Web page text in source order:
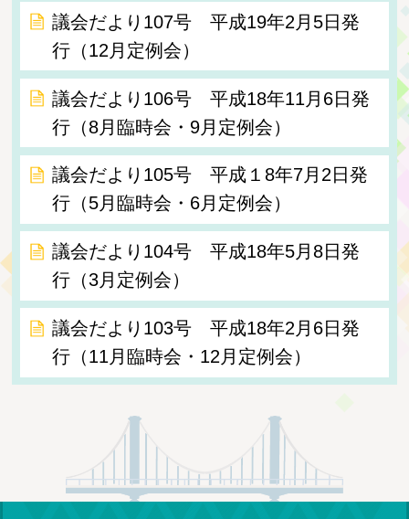
議会だより107号 平成19年2月5日発
行（12月定例会）
議会だより106号 平成18年11月6日発
行（8月臨時会・9月定例会）
議会だより105号 平成１8年7月2日発
行（5月臨時会・6月定例会）
議会だより104号 平成18年5月8日発
行（3月定例会）
議会だより103号 平成18年2月6日発
行（11月臨時会・12月定例会）